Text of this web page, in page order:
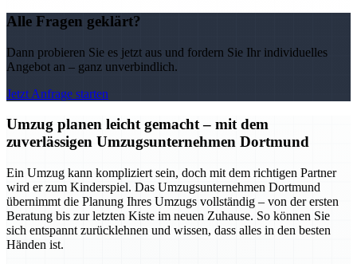
Alle Fragen geklärt?
Dann probieren Sie es jetzt aus und fordern Sie Ihr individuelles
Angebot an – ganz unverbindlich.
Jetzt Anfrage starten
Umzug planen leicht gemacht – mit dem
zuverlässigen Umzugsunternehmen Dortmund
Ein Umzug kann kompliziert sein, doch mit dem richtigen Partner
wird er zum Kinderspiel. Das Umzugsunternehmen Dortmund
übernimmt die Planung Ihres Umzugs vollständig – von der ersten
Beratung bis zur letzten Kiste im neuen Zuhause. So können Sie
sich entspannt zurücklehnen und wissen, dass alles in den besten
Händen ist.